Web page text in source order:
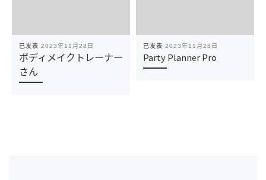
已发表 2023年11月28日
ボディメイクトレーナー
さん
已发表 2023年11月28日
Party Planner Pro